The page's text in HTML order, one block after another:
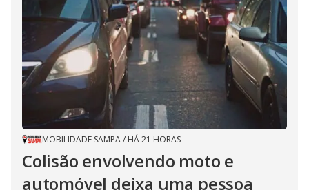
MOBILIDADE SAMPA/ HÁ 21 HORAS
Colisão envolvendo moto e
automóvel deixa uma pessoa